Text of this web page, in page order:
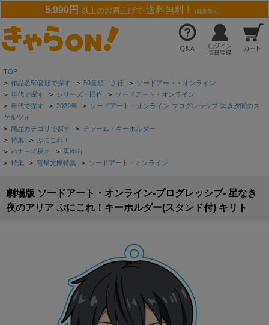
5,990円 以上のお買上げで 送料無料 ! （離島除く）
TOP
> 作品名50音順で探す > 50音順 さ行 > ソードアート・オンライン
> 年代で探す > シリーズ・旧作 > ソードアート・オンライン
> 年代で探す > 2022年 > ソードアート・オンライン-プログレッシブ-冥き夕闇のス
ケルツォ
> 商品カテゴリで探す > チャーム・キーホルダー
> 特集 > ぷにこれ！
> バナーで探す > 男性向
> 特集 > 電撃文庫特集 > ソードアート・オンライン
劇場版 ソードアート・オンライン-プログレッシブ- 星なき
夜のアリア ぷにこれ！キーホルダー(スタンド付) キリト